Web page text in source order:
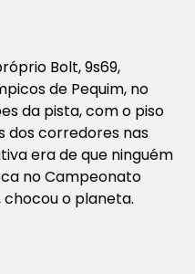
Bolt, 9s69,
de Pequim, no
da pista, com o piso
dos corredores nas
era de que ninguém
no Campeonato
chocou o planeta.